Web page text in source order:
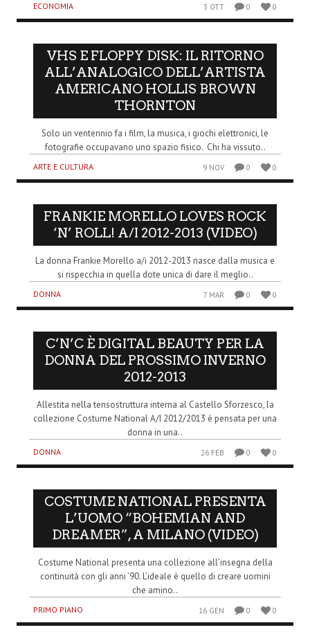
ECONOMIA 3 OTT 0 0
VHS E FLOPPY DISK: IL RITORNO
ALL’ANALOGICO DELL’ARTISTA
AMERICANO HOLLIS BROWN
THORNTON
Solo un ventennio fa i film, la musica, i giochi elettronici, le
fotografie occupavano uno spazio fisico. Chi ha vissuto..
ARTE E CULTURA 9 NOV 0 0
FRANKIE MORELLO LOVES ROCK
‘N’ ROLL! A/I 2012-2013 (VIDEO)
La donna Frankie Morello a/i 2012-2013 nasce dalla musica e
si rispecchia in quella dote unica di dare il meglio..
DONNA 7 MAR 0 0
C’N’C È DIGITAL BEAUTY PER LA
DONNA DEL PROSSIMO INVERNO
2012-2013
Allestita nella tensostruttura interna al Castello Sforzesco, la
collezione Costume National A/I 2012/2013 è pensata per una
donna in una..
DONNA 26 FEB 0 0
COSTUME NATIONAL PRESENTA
L’UOMO “BOHEMIAN AND
DREAMER”, A MILANO (VIDEO)
Costume National presenta una collezione all’insegna della
continuità con gli anni ’90. L’ideale è quello di creare uomini
che amino..
PRIMO PIANO 16 GEN 0 0